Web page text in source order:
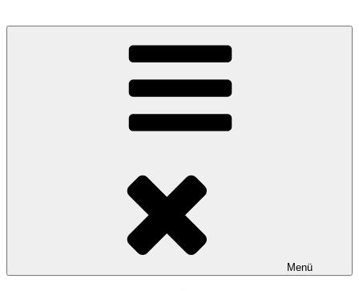
COUNTRYHOME
Wo die (Country-) Musik Zuhause ist
Menü